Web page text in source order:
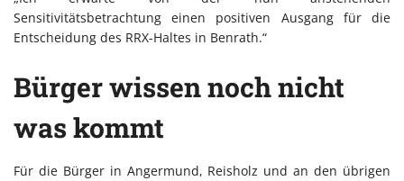
Sensitivitätsbetrachtung einen positiven Ausgang für die
Entscheidung des RRX-Haltes in Benrath.“
Bürger wissen noch nicht
was kommt
Für die Bürger in Angermund, Reisholz und an den übrigen